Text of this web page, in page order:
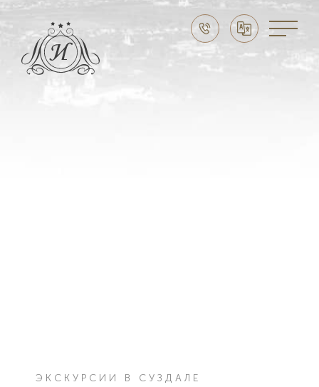
Праздники в Суздале
Свадьба в Суздале
ЭКСКУРСИИ В СУЗДАЛЕ